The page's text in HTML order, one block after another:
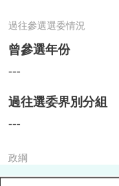
過往參選選委情況
曾參選年份
---
過往選委界別分組
---
政綱